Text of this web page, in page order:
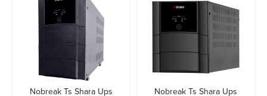
Nobreak Ts Shara Ups
Nobreak Ts Shara Ups